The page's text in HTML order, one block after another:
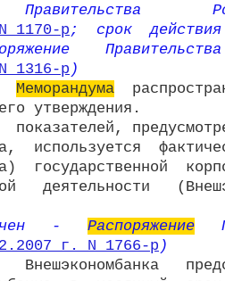
1170-р;  срок
1316-р )
Меморандума
утверждения.
показателей,
используется
государственной
деятельности
- Распоряжение
г. N 1766-р )
Внешэкономбанка